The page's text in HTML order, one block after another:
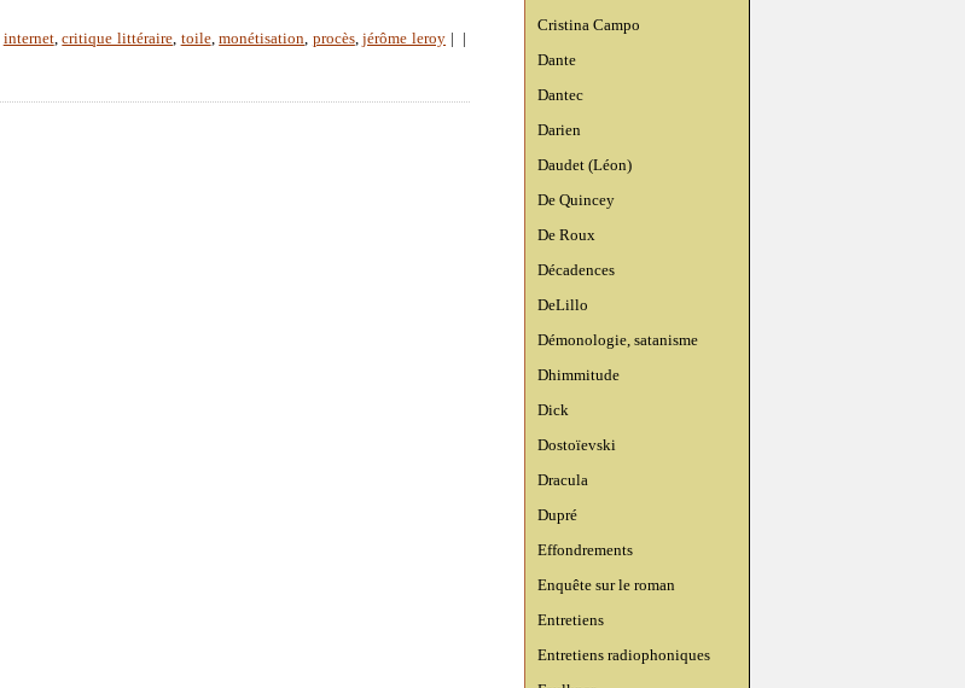
Cristina Campo
Dante
Dantec
Darien
Daudet (Léon)
De Quincey
De Roux
Décadences
DeLillo
Démonologie, satanisme
Dhimmitude
Dick
Dostoïevski
Dracula
Dupré
Effondrements
Enquête sur le roman
Entretiens
Entretiens radiophoniques
internet,critique littéraire, toile,monétisation, procès,jérôme leroy